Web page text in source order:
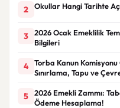
2 Okullar Hangi Tarihte
3
2026 Ocak Emeklilik
Bilgileri
4
Torba Kanun
Sınırlama, Tapu ve
5
2026 Emekli Zammı:
Ödeme Hesaplama!